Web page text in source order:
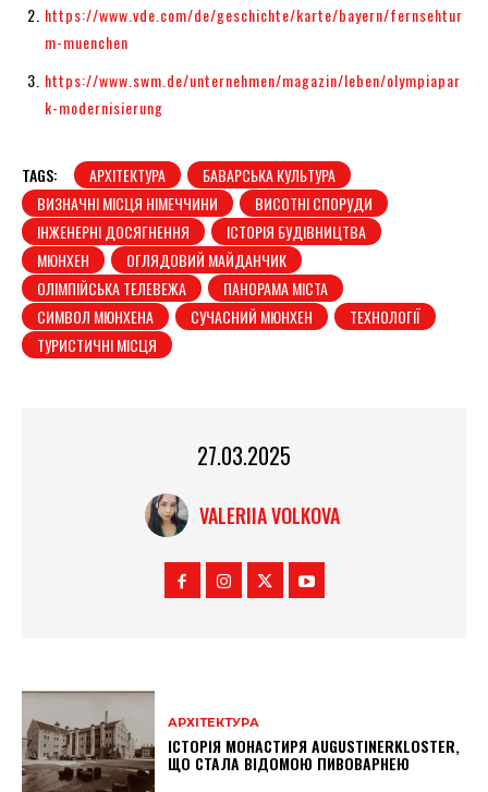
https://www.vde.com/de/geschichte/karte/bayern/fernsehtur
m-muenchen
https://www.swm.de/unternehmen/magazin/leben/olympiapar
k-modernisierung
TAGS: АРХІТЕКТУРА
БАВАРСЬКА КУЛЬТУРА
ВИЗНАЧНІ МІСЦЯ НІМЕЧЧИНИ
ВИСОТНІ СПОРУДИ
ІНЖЕНЕРНІ ДОСЯГНЕННЯ
ІСТОРІЯ БУДІВНИЦТВА
МЮНХЕН
ОГЛЯДОВИЙ МАЙДАНЧИК
ОЛІМПІЙСЬКА ТЕЛЕВЕЖА
ПАНОРАМА МІСТА
СИМВОЛ МЮНХЕНА
СУЧАСНИЙ МЮНХЕН
ТЕХНОЛОГІЇ
ТУРИСТИЧНІ МІСЦЯ
27.03.2025
VALERIIA VOLKOVA
АРХІТЕКТУРА
ІСТОРІЯ МОНАСТИРЯ AUGUSTINERKLOSTER,
ЩО СТАЛА ВІДОМОЮ ПИВОВАРНЕЮ